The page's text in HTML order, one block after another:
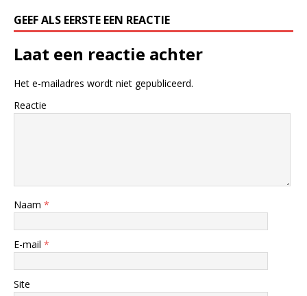
GEEF ALS EERSTE EEN REACTIE
Laat een reactie achter
Het e-mailadres wordt niet gepubliceerd.
Reactie
Naam *
E-mail *
Site